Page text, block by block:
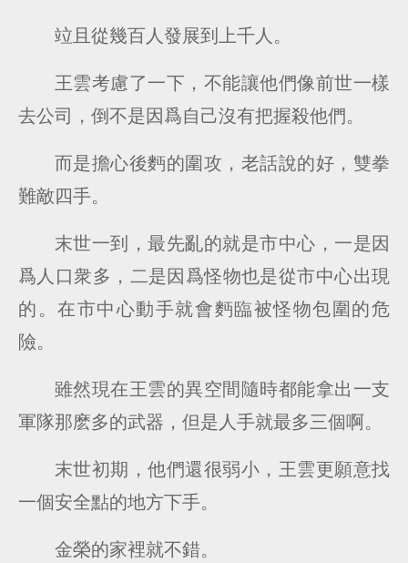
竝且從幾百人發展到上千人。
王雲考慮了一下，不能讓他們像前世一樣
去公司，倒不是因爲自己沒有把握殺他們。
而是擔心後麪的圍攻，老話說的好，雙拳
難敵四手。
末世一到，最先亂的就是市中心，一是因
爲人口衆多，二是因爲怪物也是從市中心出現
的。在市中心動手就會麪臨被怪物包圍的危
險。
雖然現在王雲的異空間隨時都能拿出一支
軍隊那麽多的武器，但是人手就最多三個啊。
末世初期，他們還很弱小，王雲更願意找
一個安全點的地方下手。
金榮的家裡就不錯。